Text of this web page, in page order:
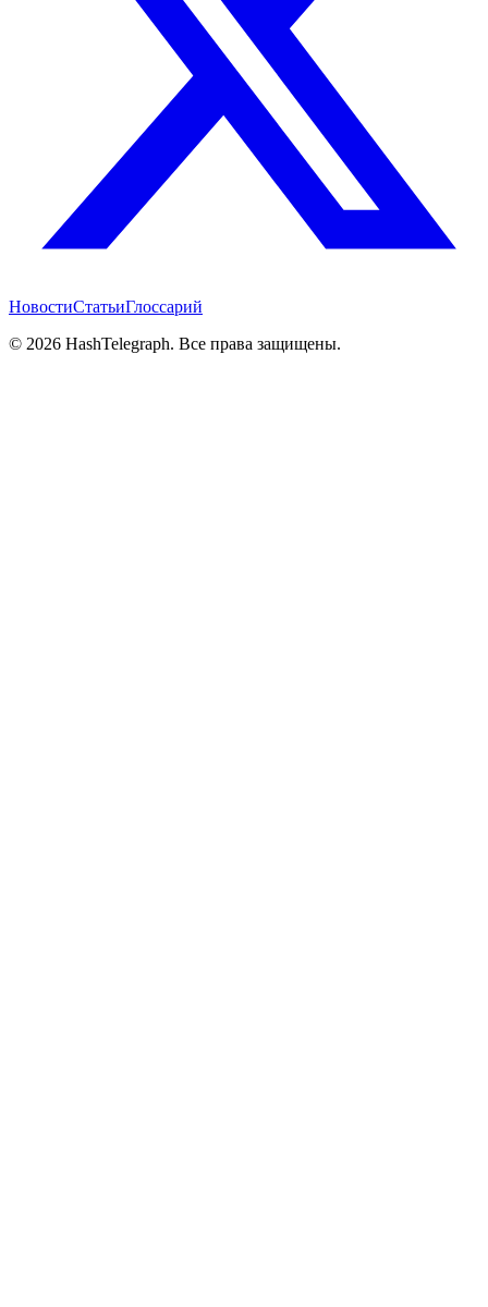
НовостиСтатьиГлоссарий
© 2026 HashTelegraph. Все права защищены.